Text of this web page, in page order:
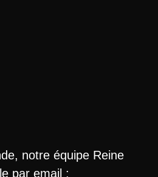
notre équipe Reine
par email :